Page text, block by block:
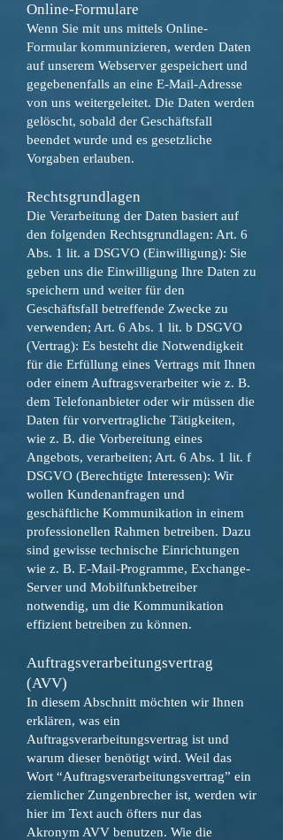
Online-Formulare
Wenn Sie mit uns mittels Online-
Formular kommunizieren, werden Daten
auf unserem Webserver gespeichert und
gegebenenfalls an eine E-Mail-Adresse
von uns weitergeleitet. Die Daten werden
gelöscht, sobald der Geschäftsfall
beendet wurde und es gesetzliche
Vorgaben erlauben.
Rechtsgrundlagen
Die Verarbeitung der Daten basiert auf
den folgenden Rechtsgrundlagen: Art. 6
Abs. 1 lit. a DSGVO (Einwilligung): Sie
geben uns die Einwilligung Ihre Daten zu
speichern und weiter für den
Geschäftsfall betreffende Zwecke zu
verwenden; Art. 6 Abs. 1 lit. b DSGVO
(Vertrag): Es besteht die Notwendigkeit
für die Erfüllung eines Vertrags mit Ihnen
oder einem Auftragsverarbeiter wie z. B.
dem Telefonanbieter oder wir müssen die
Daten für vorvertragliche Tätigkeiten,
wie z. B. die Vorbereitung eines
Angebots, verarbeiten; Art. 6 Abs. 1 lit. f
DSGVO (Berechtigte Interessen): Wir
wollen Kundenanfragen und
geschäftliche Kommunikation in einem
professionellen Rahmen betreiben. Dazu
sind gewisse technische Einrichtungen
wie z. B. E-Mail-Programme, Exchange-
Server und Mobilfunkbetreiber
notwendig, um die Kommunikation
effizient betreiben zu können.
Auftragsverarbeitungsvertrag
(AVV)
In diesem Abschnitt möchten wir Ihnen
erklären, was ein
Auftragsverarbeitungsvertrag ist und
warum dieser benötigt wird. Weil das
Wort “Auftragsverarbeitungsvertrag” ein
ziemlicher Zungenbrecher ist, werden wir
hier im Text auch öfters nur das
Akronym AVV benutzen. Wie die